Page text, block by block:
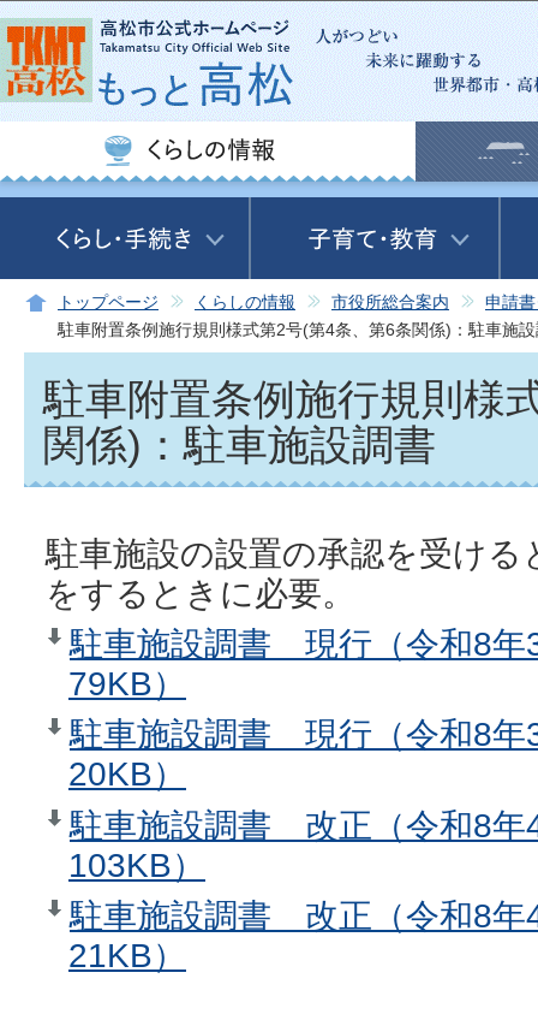
この
トップページ くらしの情報 市役所総合案内
申請
駐車附置条例施行規則様式第2号(第4条、第6条関係)：駐車施
駐車附置条例施行規則様
関係)：駐車施設調書
駐車施設の設置の承認を受け
をするときに必要。
駐車施設調書 現行（令和8年
79KB）
駐車施設調書 現行（令和8年
20KB）
駐車施設調書 改正（令和8年
103KB）
駐車施設調書 改正（令和8年
21KB）